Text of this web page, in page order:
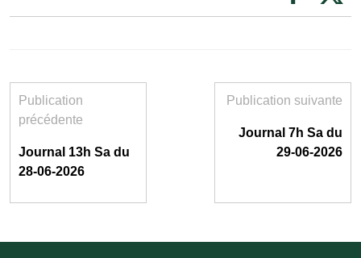
Publication
précédente
Journal 13h Sa du
28-06-2026
Publication suivante
Journal 7h Sa du
29-06-2026